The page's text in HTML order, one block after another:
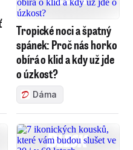
Tropické noci a špatný
spánek: Proč nás horko
obírá o klid a kdy už jde
o úzkost?
Dáma